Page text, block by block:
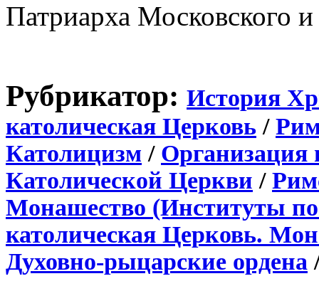
Патриарха Московского
Рубрикатор: История
католическая Церковь /
Католицизм / Организация
Католической Церкви /
Монашество (Институты
католическая Церковь.
Духовно-рыцарские ордена